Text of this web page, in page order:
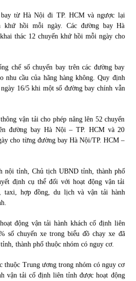
ngày 12/10/2021: Top 10 cổ phiếu nổi bật
2021
2021
bay từ Hà Nội đi TP. HCM và ngược lại
khứ hồi mỗi ngày. Các đường bay Hà
thác 12 chuyến khứ hồi mỗi ngày cho
chế số chuyến bay trên các đường bay
nhu cầu của hãng hàng không. Quy định
16/5 khi một số đường bay chính vẫn
vận tải cho phép nâng lên 52 chuyến
đường bay Hà Nội – TP. HCM và 20
cho từng đường bay Hà Nội/TP. HCM –
nội tỉnh, Chủ tịch UBND tỉnh, thành phố
định cụ thể đối với hoạt động vận tải
taxi, hợp đồng, du lịch và vận tải hành
động vận tải hành khách cố định liên
số chuyến xe trong biểu đồ chạy xe đã
thành phố thuộc nhóm có nguy cơ.
thuộc Trung ương trong nhóm có nguy cơ
vận tải cố định liên tỉnh được hoạt động